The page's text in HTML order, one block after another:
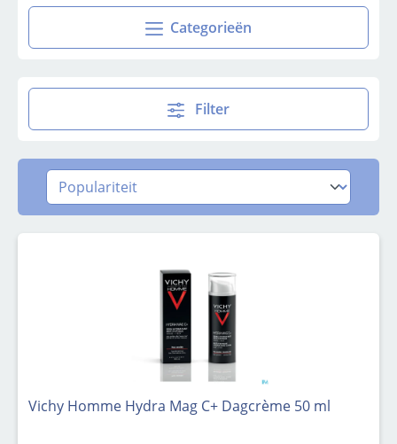
Categorieën
Filter
Vichy Homme Hydra Mag C+ Dagcrème 50 ml